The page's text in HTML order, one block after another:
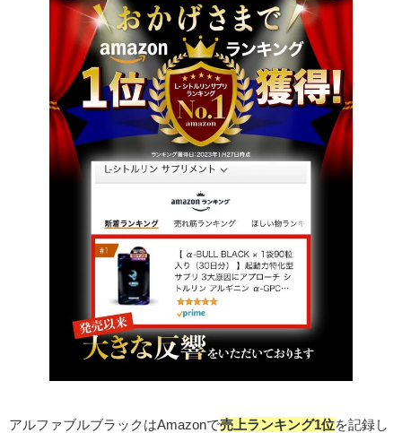
アルファブルブラックはAmazonで売上ランキング1位を記録し